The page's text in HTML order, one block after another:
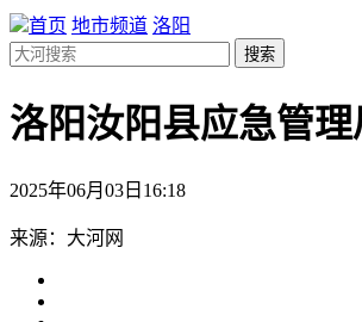
首页 地市频道 洛阳
搜索
洛阳汝阳县应急管
2025年06月03日16:18
来源：大河网